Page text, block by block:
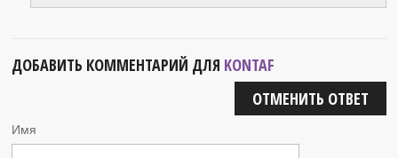
ДОБАВИТЬ КОММЕНТАРИЙ ДЛЯ KONTAF
ОТМЕНИТЬ ОТВЕТ
Имя